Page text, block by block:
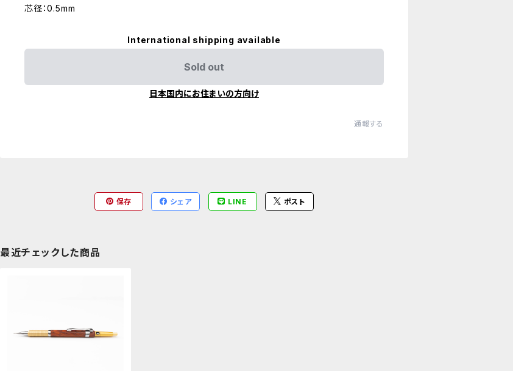
芯径：0.5mm
International shipping available
Sold out
日本国内にお住まいの方向け
通報する
保存 シェア LINE ポスト
最近チェックした商品